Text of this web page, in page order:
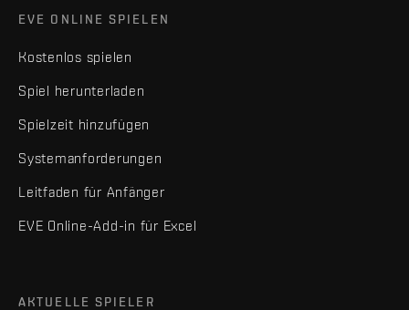
EVE ONLINE SPIELEN
Kostenlos spielen
Spiel herunterladen
Spielzeit hinzufügen
Systemanforderungen
Leitfaden für Anfänger
EVE Online-Add-in für Excel
AKTUELLE SPIELER